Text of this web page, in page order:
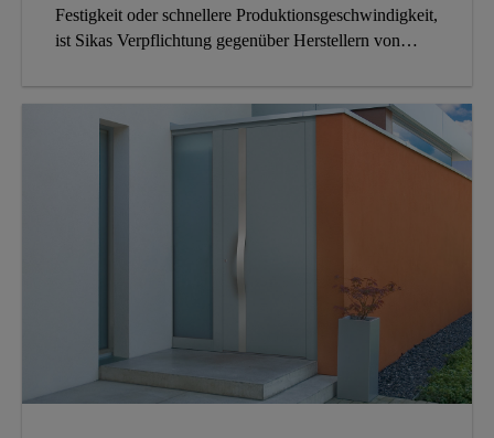
Festigkeit oder schnellere Produktionsgeschwindigkeit,
ist Sikas Verpflichtung gegenüber Herstellern von